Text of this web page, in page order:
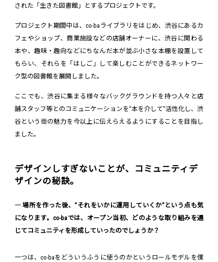
された「生きた図書館」とするプロジェクトです。
プロジェクト期間中は、co-baライブラリをはじめ、渋谷にあるカ
フェやショップ、商業施設などの店舗オーナーに、渋谷に関わる
本や、趣味・趣向などにちなんだ本が並ぶ小さな本棚を設置して
もらい、それらを「はしご」して楽しむことができるネットワー
ク型の図書館を展開しました。
ここでも、渋谷に集まる様々なバックグラウンドを持つ人々と店
舗スタッフ等とのコミュニケーションを“本を介して”活性化し、渋
谷という街の魅力を今以上に伝えらえるようにすることを目指し
ました。
デザインしすぎないことが、コミュニティデ
ザインの秘訣。
― 場所を作った後、“それをいかに運用していくか”という点も気
になります。co-baでは、オープン当初、どのような取り組みを通
じてコミュニティを形成していったのでしょうか？
一つは、co-baをどういうふうに使うのかというロールモデルを僕